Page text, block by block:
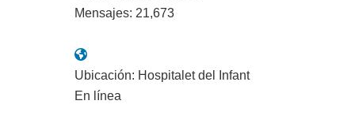
Mensajes: 21,673
Ubicación: Hospitalet del Infant
En línea